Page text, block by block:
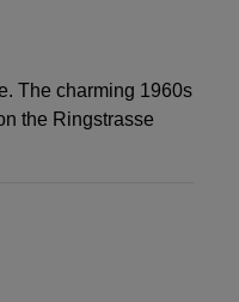
The charming 1960s
the Ringstrasse